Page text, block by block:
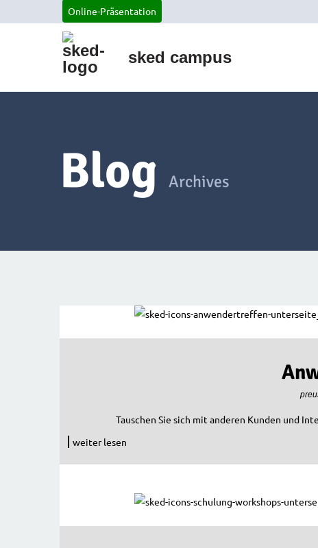
Online-Präsentation
sked campus
Blog Archives
Tauschen Sie sich mit anderen Kunden und
weiter lesen